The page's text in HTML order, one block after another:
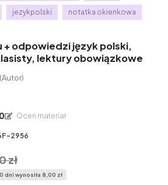
jezykpolski notatka okienkowa
odpowiedzi język polski,
lektury obowiązkowe
(Autor)
Oceń materiał
2956
zł
dni wynosiła 8,00 zł